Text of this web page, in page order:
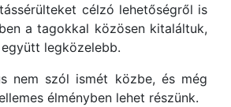
célzó lehetőségről is
a tagokkal közösen kitaláltuk,
legközelebb.
nem szól ismét közbe, és még
élményben lehet részünk.